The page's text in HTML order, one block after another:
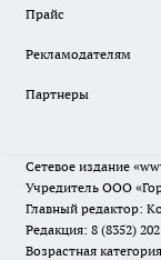
Прайс
Рекламодателям
Партнеры
Сетевое издание
Учредитель ООО
Главный редактор:
Редакция: 8 (8352)
Возрастная